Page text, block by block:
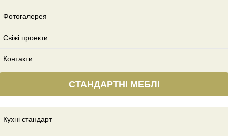
Фотогалерея
Свіжі проекти
Контакти
СТАНДАРТНІ МЕБЛІ
Кухні стандарт